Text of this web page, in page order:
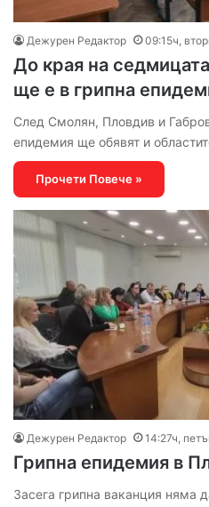
Дежурен Редактор 09:15ч,
До края на
ще е в грипна
След Смолян, Пловдив и
епидемия ще обявят и
Прочети Повече »
Дежурен Редактор 14:27ч,
Грипна епидемия в
Засега грипна ваканция няма